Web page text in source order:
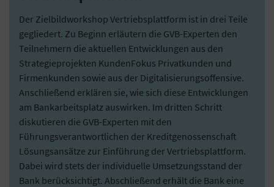
Der Zielbildworkshop Vertriebsplattform ist in drei Teile
gegliedert. Zu Beginn erläutern die GVB-Experten den
Teilnehmern die aktuellen Entwicklungen aus den
Strategieprojekten KundenFokus Privatkunden und
Firmenkunden sowie aus der Digitalisierungsoffensive.
Anschließend erklären sie, wie sich diese Entwicklungen
am Bankarbeitsplatz auswirken. Im dritten Schritt
diskutieren die GVB-Experten mit den
Führungsverantwortlichen der Kreditgenossenschaft
Lösungsansätze zur Einführung der Vertriebsplattform.
Dabei wird stets der individuelle Umsetzungsstand der
Bank berücksichtigt. Abschließend erhält die Bank eine